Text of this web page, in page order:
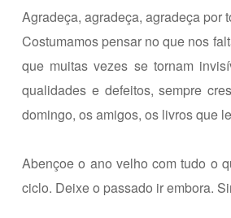
Agradeça, agradeça, agradeça por
Costumamos pensar no que nos
que muitas vezes se tornam
qualidades e defeitos, sempre
domingo, os amigos, os livros que
Abençoe o ano velho com tudo o
ciclo. Deixe o passado ir embora.